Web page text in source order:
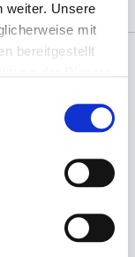
weiter. Unsere
mit
bereitgestellt
GmbH, Am